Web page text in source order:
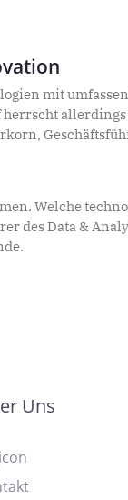
mit
allerdings
Welche
des Data &
Uns